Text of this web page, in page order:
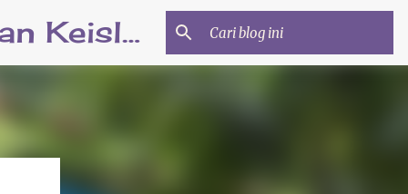
Minhatiy.com | Informasi Beasiswa dan Pendidikan Keislaman